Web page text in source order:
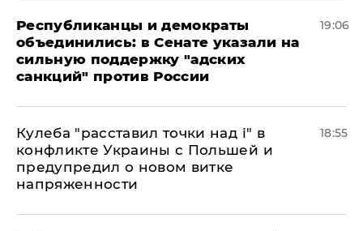
Республиканцы и демократы
объединились: в Сенате указали на
сильную поддержку "адских
санкций" против России
19:06
Кулеба "расставил точки над і" в
конфликте Украины с Польшей и
предупредил о новом витке
напряженности
18:55